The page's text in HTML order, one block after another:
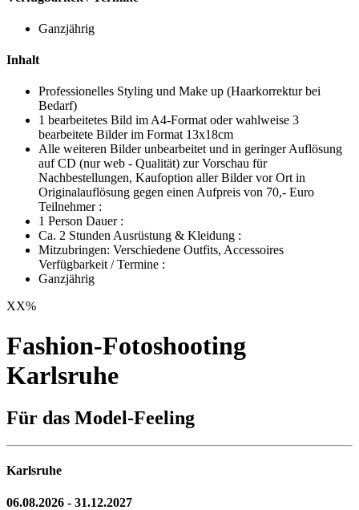
Ganzjährig
Inhalt
Professionelles Styling und Make up (Haarkorrektur bei
Bedarf)
1 bearbeitetes Bild im A4-Format oder wahlweise 3
bearbeitete Bilder im Format 13x18cm
Alle weiteren Bilder unbearbeitet und in geringer Auflösung
auf CD (nur web - Qualität) zur Vorschau für
Nachbestellungen, Kaufoption aller Bilder vor Ort in
Originalauflösung gegen einen Aufpreis von 70,- Euro
Teilnehmer :
1 Person Dauer :
Ca. 2 Stunden Ausrüstung & Kleidung :
Mitzubringen: Verschiedene Outfits, Accessoires
Verfügbarkeit / Termine :
Ganzjährig
XX%
Fashion-Fotoshooting
Karlsruhe
Für das Model-Feeling
Karlsruhe
06.08.2026 - 31.12.2027